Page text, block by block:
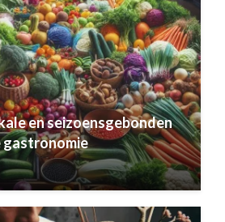
en seizoensgebonden
gastronomie